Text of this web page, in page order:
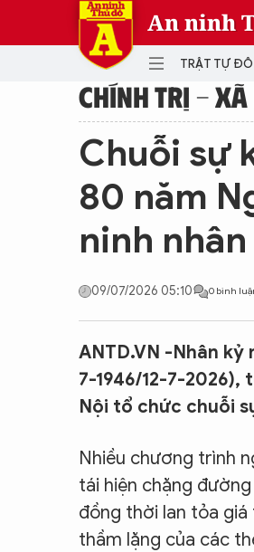
An ninh
TRẬT TỰ ĐÔ
TRẬT TỰ ĐÔ
THẾ GIỚI
Quân sự
THÀNH PHỐ
KINH DOANH
CHÍNH TRỊ -
Chuỗi sự
80 năm
ninh
09/07/2026 05:10 0 bình
ANTD.VN -Nhân
7-1946/12-7-2026),
Nội tổ chức chuỗi
Nhiều chương trình
tái hiện chặng
đồng thời lan tỏa giá
thầm lặng của các